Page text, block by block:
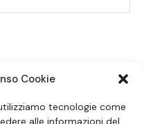
Cookie
tecnologie come
alle informazioni del